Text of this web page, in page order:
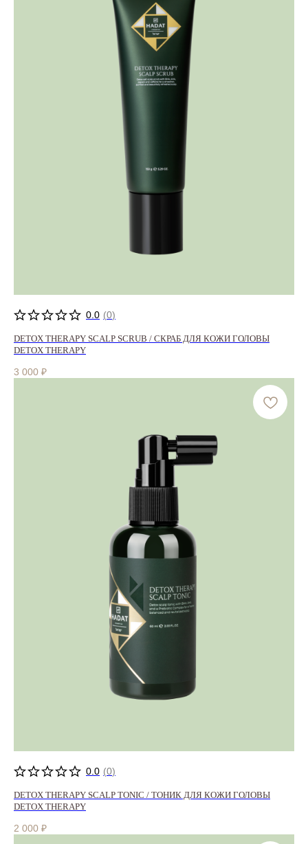
0.0 (0)
DETOX THERAPY SCALP SCRUB / СКРАБ ДЛЯ КОЖИ ГОЛОВЫ
DETOX THERAPY
3 000 ₽
0.0 (0)
DETOX THERAPY SCALP TONIC / ТОНИК ДЛЯ КОЖИ ГОЛОВЫ
DETOX THERAPY
2 000 ₽